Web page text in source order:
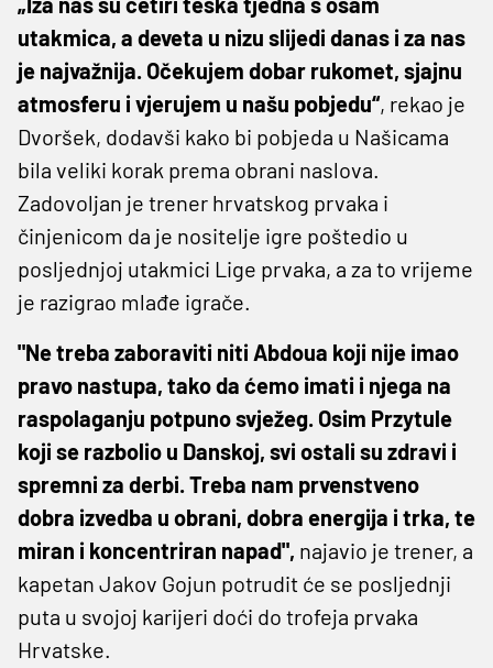
utakmica, a deveta u nizu slijedi danas i za nas
je najvažnija. Očekujem dobar rukomet, sjajnu
atmosferu i vjerujem u našu pobjedu“, rekao je
Dvoršek, dodavši kako bi pobjeda u Našicama
bila veliki korak prema obrani naslova.
Zadovoljan je trener hrvatskog prvaka i
činjenicom da je nositelje igre poštedio u
posljednjoj utakmici Lige prvaka, a za to vrijeme
je razigrao mlađe igrače.
"Ne treba zaboraviti niti Abdoua koji nije imao
pravo nastupa, tako da ćemo imati i njega na
raspolaganju potpuno svježeg. Osim Przytule
koji se razbolio u Danskoj, svi ostali su zdravi i
spremni za derbi. Treba nam prvenstveno
dobra izvedba u obrani, dobra energija i trka, te
miran i koncentriran napad", najavio je trener, a
kapetan Jakov Gojun potrudit će se posljednji
puta u svojoj karijeri doći do trofeja prvaka
Hrvatske.